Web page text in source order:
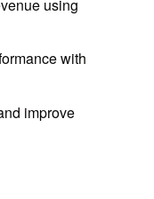
using
with
improve